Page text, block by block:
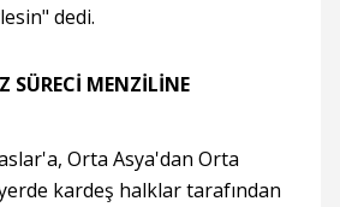
dedi.
SÜRECİ MENZİLİNE
Orta Asya'dan Orta
kardeş halklar tarafından